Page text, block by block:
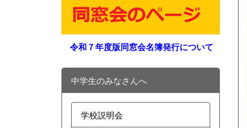
令和７年度版同窓会名簿発行について
中学生のみなさんへ
学校説明会